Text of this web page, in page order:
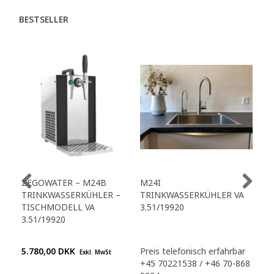
BESTSELLER
ZEGOWATER – M24B
TRINKWASSERKÜHLER –
TISCHMODELL VA
3.51/19920
5.780,00 DKK Exkl. MwSt
M24I
TRINKWASSERKÜHLER VA
3.51/19920
Preis telefonisch erfahrbar
+45 70221538 / +46 70-868